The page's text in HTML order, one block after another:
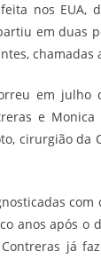
nos EUA,
em duas
chamadas
em julho
e Monica
cirurgião da
anos após o
já